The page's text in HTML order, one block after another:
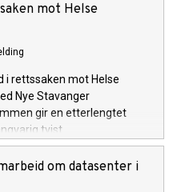
mot Helse
i rettssaken mot Helse
Nye Stavanger
gir en etterlengtet
tvist.
om datasenter i